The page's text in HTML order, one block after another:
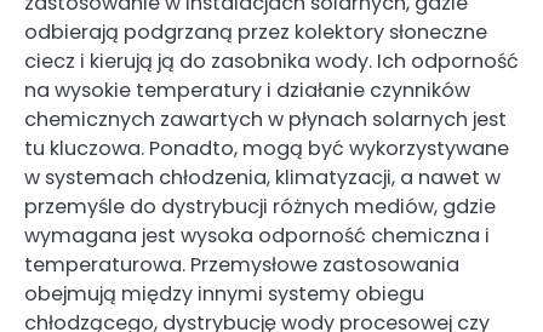
odbierają podgrzaną przez kolektory słoneczne
ciecz i kierują ją do zasobnika wody. Ich odporność
na wysokie temperatury i działanie czynników
chemicznych zawartych w płynach solarnych jest
tu kluczowa. Ponadto, mogą być wykorzystywane
w systemach chłodzenia, klimatyzacji, a nawet w
przemyśle do dystrybucji różnych mediów, gdzie
wymagana jest wysoka odporność chemiczna i
temperaturowa. Przemysłowe zastosowania
obejmują między innymi systemy obiegu
chłodzącego, dystrybucję wody procesowej czy